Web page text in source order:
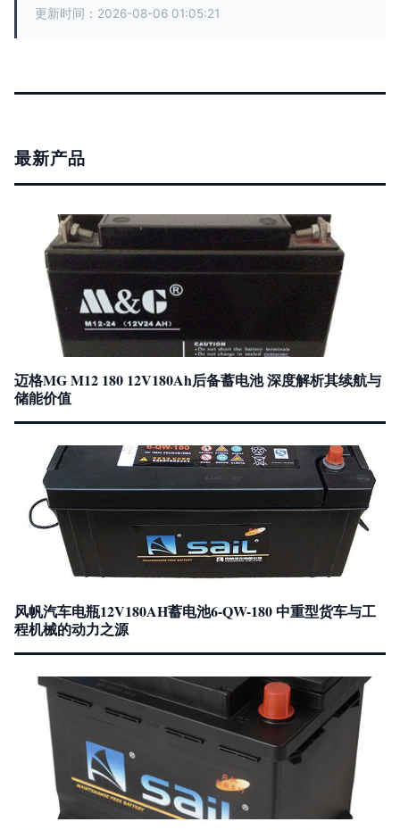
更新时间：2026-08-06 01:05:21
最新产品
迈格MG M12 180 12V180Ah后备蓄电池 深度解析其续航与
储能价值
风帆汽车电瓶12V180AH蓄电池6-QW-180 中重型货车与工
程机械的动力之源